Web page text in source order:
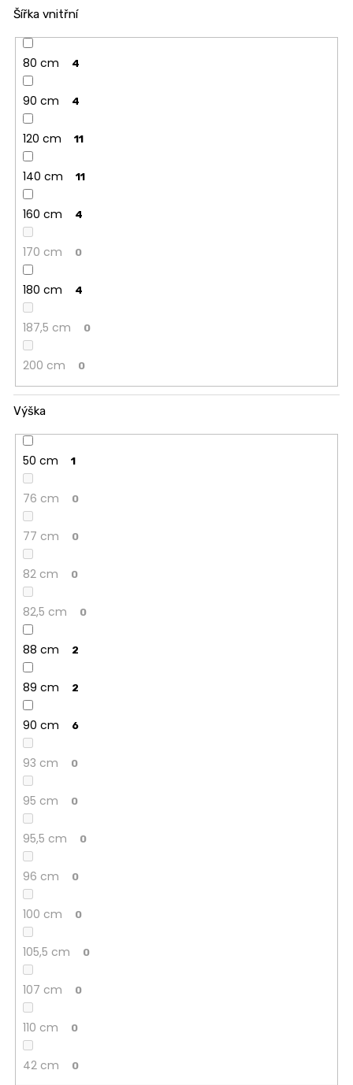
Šířka vnitřní
80 cm 4
90 cm 4
120 cm 11
140 cm 11
160 cm 4
170 cm 0
180 cm 4
187,5 cm 0
200 cm 0
Výška
50 cm 1
76 cm 0
77 cm 0
82 cm 0
82,5 cm 0
88 cm 2
89 cm 2
90 cm 6
93 cm 0
95 cm 0
95,5 cm 0
96 cm 0
100 cm 0
105,5 cm 0
107 cm 0
110 cm 0
42 cm 0